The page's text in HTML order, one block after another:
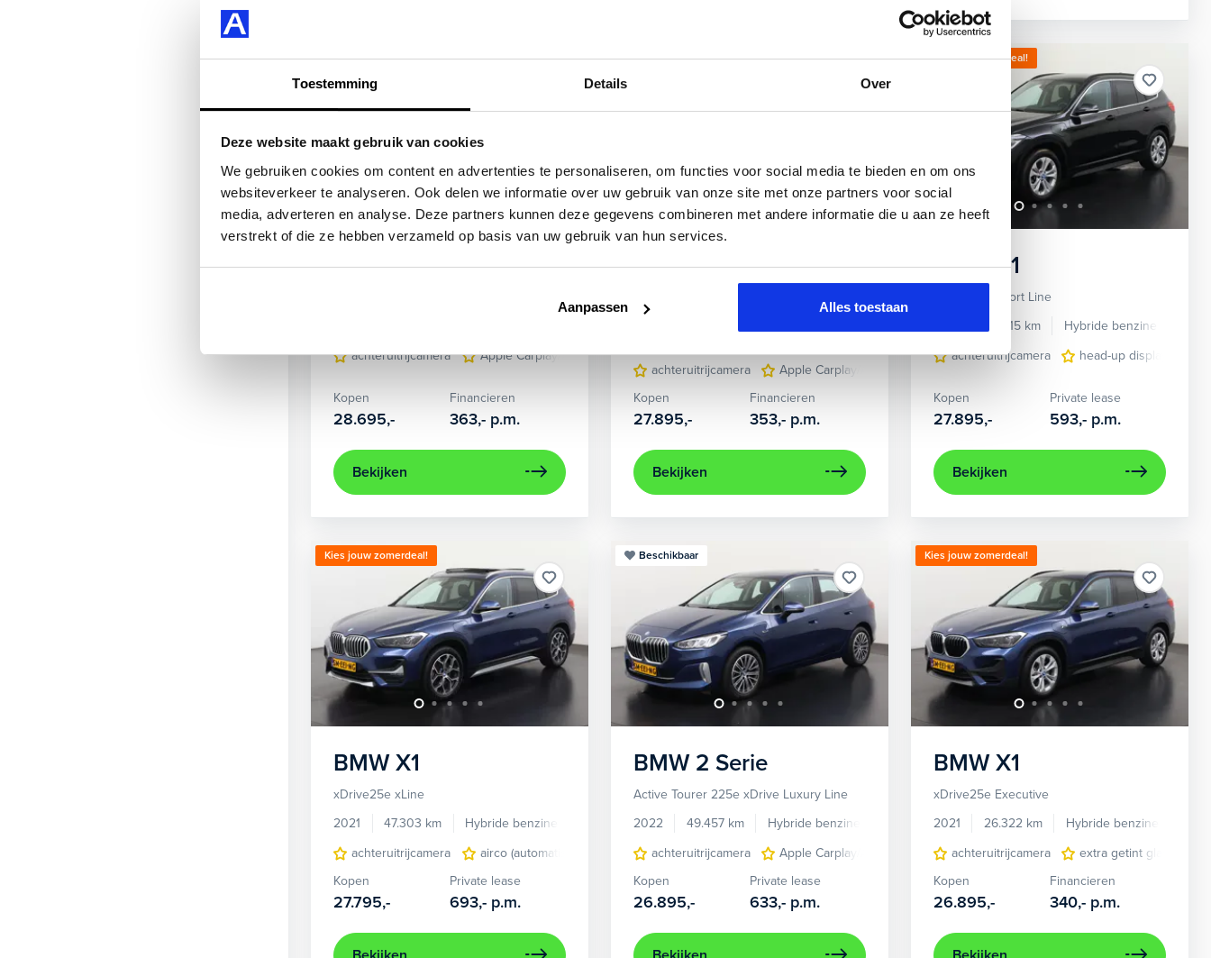
Toestemming Details Over
Deze website maakt gebruik van cookies
We gebruiken cookies om content en advertenties te personaliseren, om functies voor social media te bieden en om ons
websiteverkeer te analyseren. Ook delen we informatie over uw gebruik van onze site met onze partners voor social
media, adverteren en analyse. Deze partners kunnen deze gegevens combineren met andere informatie die u aan ze heeft
verstrekt of die ze hebben verzameld op basis van uw gebruik van hun services.
Aanpassen Alles toestaan
Beschikbaar
BMW 3 Serie
achteruitrijcamera
Apple Carplay/Android Auto cruise control adaptief met Stop&Go en stuurhulp dodehoekdetectie met correctie
Kopen
28.695,-
Financieren
363,- p.m.
Bekijken
Beschikbaar
BMW 3 Serie
Sport
achteruitrijcamera
Apple Carplay/Android Auto
Kopen
27.895,-
Financieren
353,- p.m.
Bekijken
Kies jouw zomerdeal!
BMW X1
xDrive25e Sport Line
47.415 km Hybride benzine
achteruitrijcamera
head-up display
Kopen
27.895,-
Private lease
593,- p.m.
Bekijken
Kies jouw zomerdeal!
BMW X1
xDrive25e xLine
2021
47.303 km Hybride benzine
achteruitrijcamera
airco (automatisch) elektrisch glazen panorama-dak elektrisch verstelbare stoel(en) met geheugen
lederen/stof
Kopen
27.795,-
Private lease
693,- p.m.
Beschikbaar
BMW 2 Serie
Active Tourer 225e xDrive Luxury Line
2022
49.457 km Hybride benzine
Automaat
achteruitrijcamera
Apple Carplay/Android Auto elektrisch bedienbare achterklep
Kopen
26.895,-
Private lease
633,- p.m.
Kies jouw zomerdeal!
BMW X1
xDrive25e Executive
2021
26.322 km Hybride benzine
achteruitrijcamera
extra getint glas
Kopen
26.895,-
Financieren
340,- p.m.